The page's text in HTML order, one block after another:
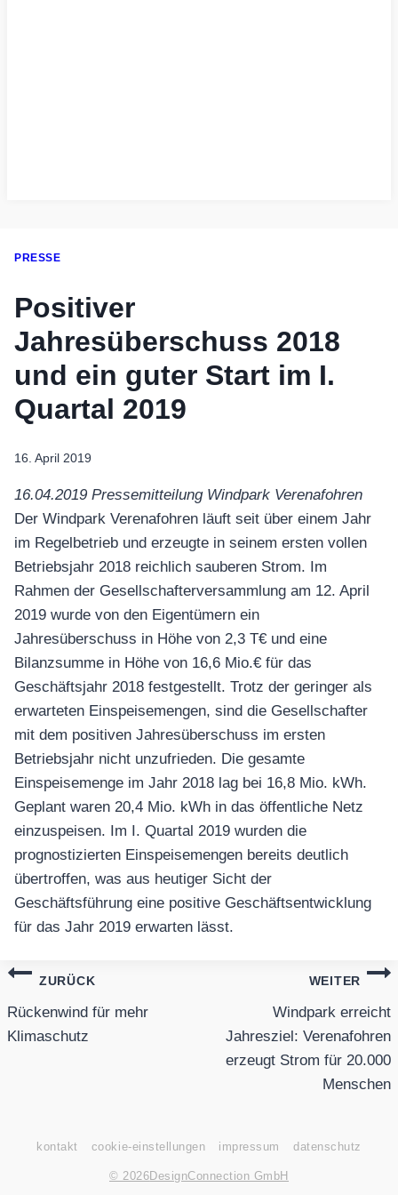
PRESSE
Positiver
Jahresüberschuss 2018
und ein guter Start im I.
Quartal 2019
16. April 2019
16.04.2019 Pressemitteilung Windpark Verenafohren
Der Windpark Verenafohren läuft seit über einem Jahr
im Regelbetrieb und erzeugte in seinem ersten vollen
Betriebsjahr 2018 reichlich sauberen Strom. Im
Rahmen der Gesellschafterversammlung am 12. April
2019 wurde von den Eigentümern ein
Jahresüberschuss in Höhe von 2,3 T€ und eine
Bilanzsumme in Höhe von 16,6 Mio.€ für das
Geschäftsjahr 2018 festgestellt. Trotz der geringer als
erwarteten Einspeisemengen, sind die Gesellschafter
mit dem positiven Jahresüberschuss im ersten
Betriebsjahr nicht unzufrieden. Die gesamte
Einspeisemenge im Jahr 2018 lag bei 16,8 Mio. kWh.
Geplant waren 20,4 Mio. kWh in das öffentliche Netz
einzuspeisen. Im I. Quartal 2019 wurden die
prognostizierten Einspeisemengen bereits deutlich
übertroffen, was aus heutiger Sicht der
Geschäftsführung eine positive Geschäftsentwicklung
für das Jahr 2019 erwarten lässt.
Beitragsnavigation
ZURÜCK
Rückenwind für mehr
Klimaschutz
WEITER
Windpark erreicht
Jahresziel: Verenafohren
erzeugt Strom für 20.000
Menschen
kontakt cookie-einstellungen impressum datenschutz
© 2026DesignConnection GmbH